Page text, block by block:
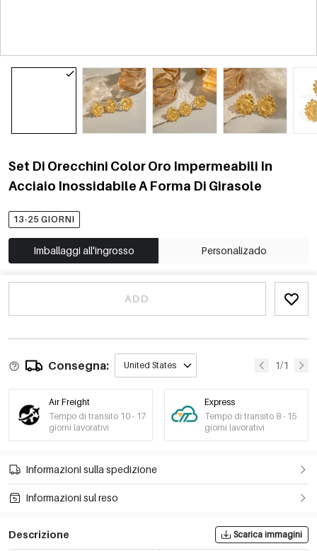
Set Di Orecchini Color Oro Impermeabili In
Acciaio Inossidabile A Forma Di Girasole
13-25 GIORNI
Imballaggi all'ingrosso Personalizado
ADD
Consegna: United States 1/1
Air Freight
Tempo di transito 10 - 17
giorni lavorativi
Express
Tempo di transito 8 - 15
giorni lavorativi
Informazioni sulla spedizione
Informazioni sul reso
Descrizione Scarica immagini